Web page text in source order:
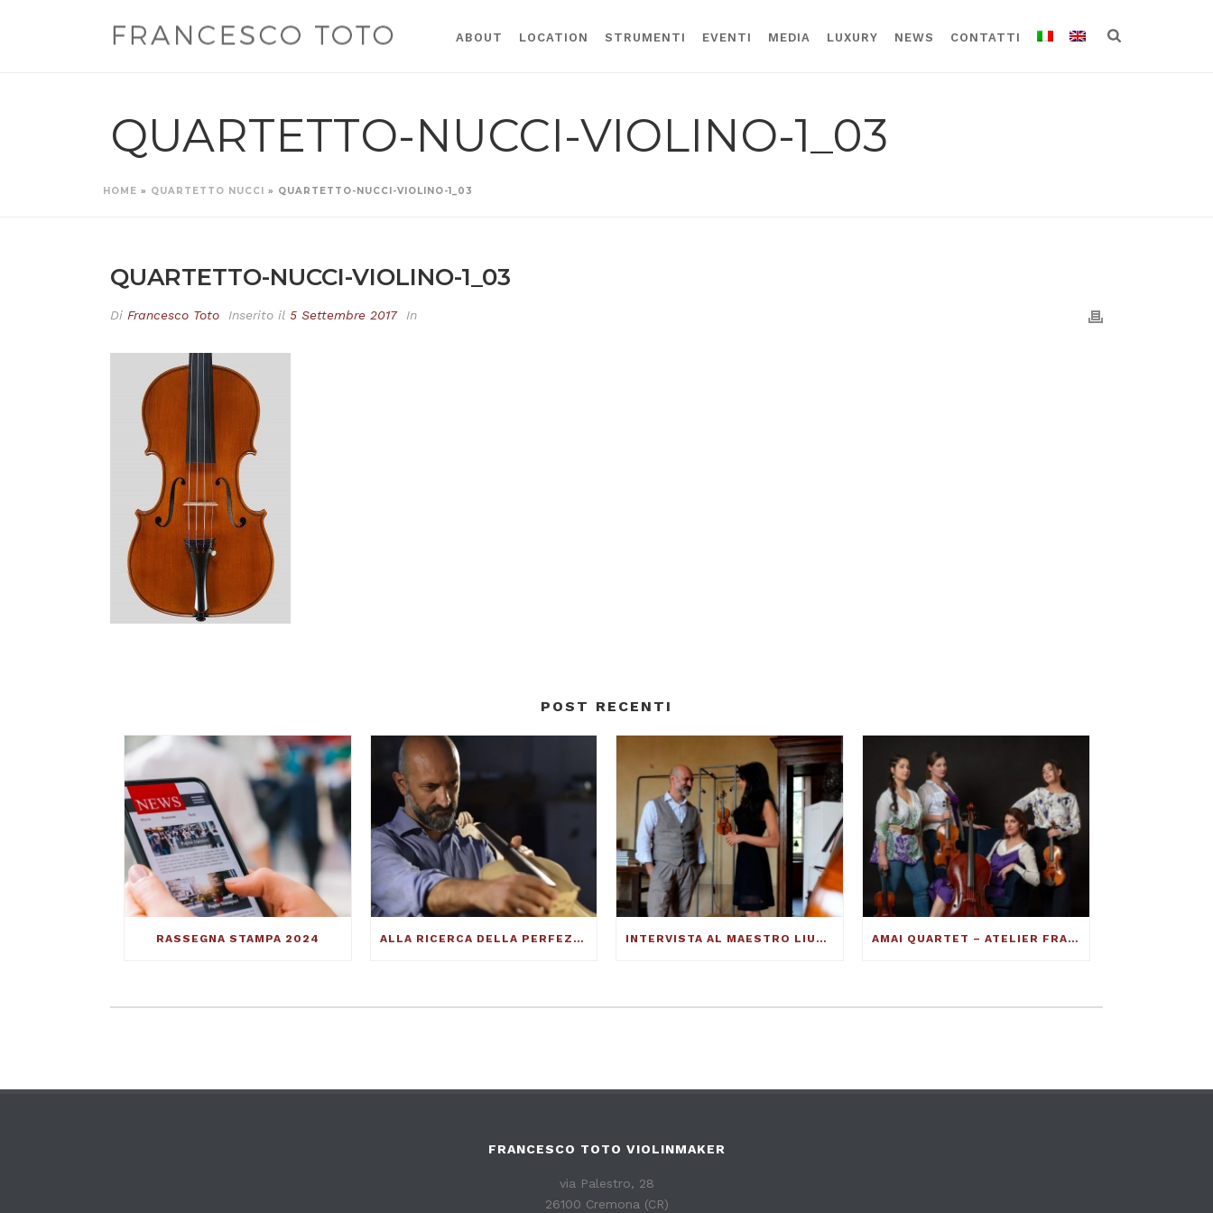
ABOUT LOCATION STRUMENTI EVENTI MEDIA LUXURY NEWS CONTATTI
QUARTETTO-NUCCI-VIOLINO-1_03
HOME » QUARTETTO NUCCI » QUARTETTO-NUCCI-VIOLINO-1_03
QUARTETTO-NUCCI-VIOLINO-1_03
Di Francesco Toto Inserito il 5 Settembre 2017 In
POST RECENTI
RASSEGNA STAMPA 2024 ALLA RICERCA DELLA PERFEZIONE DEL SUONO – FRANCESCO TOTO VIOLINMAKER – ARTICOLO SU THE DUCKER MAGAZINE INTERVISTA AL MAESTRO LIUTAIO FRANCESCO TOTO: ECCO COME SI COSTRUISCE UN VIOLINO ECCELLENTE AMAI QUARTET – ATELIER FRANCESCO TOTO
FRANCESCO TOTO VIOLINMAKER
via Palestro, 28
26100 Cremona (CR)